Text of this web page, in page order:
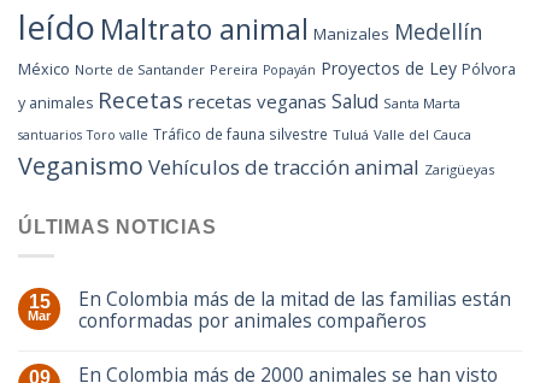
leído Maltrato animal Manizales Medellín
México Norte de Santander Pereira Popayán Proyectos de Ley Pólvora
y animales Recetas recetas veganas Salud Santa Marta
santuarios Toro valle Tráfico de fauna silvestre Tuluá Valle del Cauca
Veganismo Vehículos de tracción animal Zarigüeyas
ÚLTIMAS NOTICIAS
15
Mar
En Colombia más de la mitad de las familias están
conformadas por animales compañeros
09 En Colombia más de 2000 animales se han visto